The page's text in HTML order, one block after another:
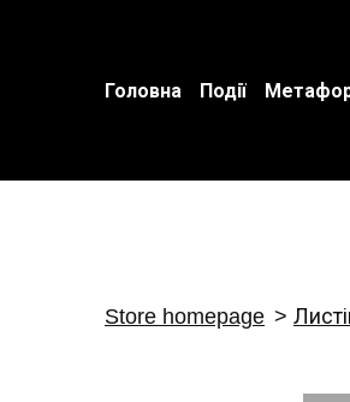
Головна Події
Store homepage